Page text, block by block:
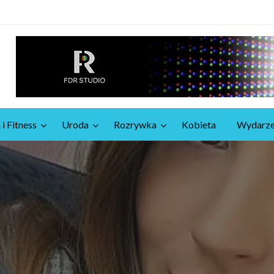
Fitness Uroda Rozrywka Kobieta